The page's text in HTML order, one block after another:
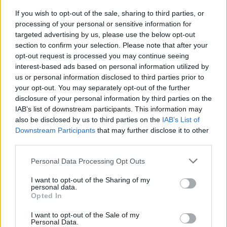
If you wish to opt-out of the sale, sharing to third parties, or
processing of your personal or sensitive information for
targeted advertising by us, please use the below opt-out
section to confirm your selection. Please note that after your
opt-out request is processed you may continue seeing
interest-based ads based on personal information utilized by
us or personal information disclosed to third parties prior to
your opt-out. You may separately opt-out of the further
disclosure of your personal information by third parties on the
IAB’s list of downstream participants. This information may
also be disclosed by us to third parties on the IAB’s List of
Downstream Participants that may further disclose it to other
Please note that this website/app uses one or more Google
not limited to your visit or usage behaviour. You may click to
grant or deny consent to Google and its third-party tags to
use your data for below specified purposes in below Google
consent section.
Personal Data Processing Opt Outs
I want to opt-out of the Sharing of my
personal data.
Opted In
I want to opt-out of the Sale of my
Personal Data.
Idei (2024) egyebek és érdekeségek Tirol és ...
Olvasói élménybeszámoló Salzburg
tartományból és környékéről - 8. rész
BundesBlog•2024. november 04.